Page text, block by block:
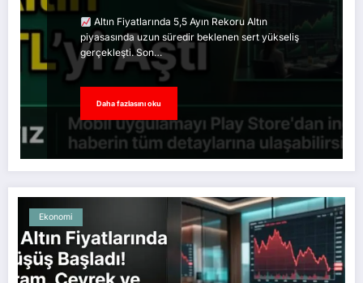
Altın Fiyatlarında 5,5 Ayın Rekoru Altın
piyasasında uzun süredir beklenen sert yükseliş
gerçekleşti. Son…
Daha fazlasını oku
Ekonomi